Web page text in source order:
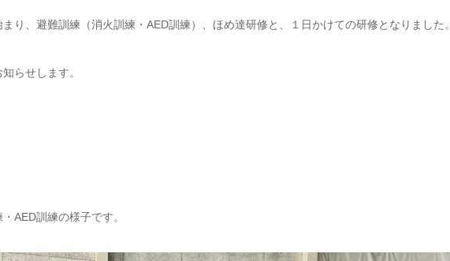
り、避難訓練（消火訓練・AED訓練）、ほめ達研修と、１日かけての研修となりました。
らせします。
AED訓練の様子です。